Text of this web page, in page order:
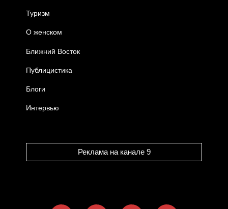
Туризм
О женском
Ближний Восток
Публицистика
Блоги
Интервью
Реклама на канале 9